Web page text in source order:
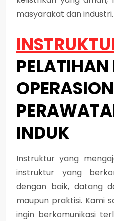
masyarakat dan industri.
PELATIHAN
INDUK
Instruktur yang
instruktur yang
dengan baik, datang
maupun praktisi. Kami
ingin berkomunikasi